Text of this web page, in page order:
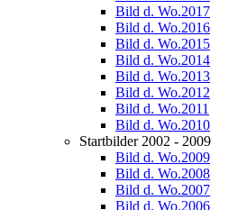
Bild d. Wo.2017
Bild d. Wo.2016
Bild d. Wo.2015
Bild d. Wo.2014
Bild d. Wo.2013
Bild d. Wo.2012
Bild d. Wo.2011
Bild d. Wo.2010
Startbilder 2002 - 2009
Bild d. Wo.2009
Bild d. Wo.2008
Bild d. Wo.2007
Bild d. Wo.2006